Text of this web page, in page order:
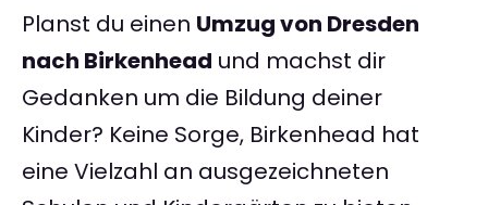
Planst du einen Umzug von Dresden
nach Birkenhead und machst dir
Gedanken um die Bildung deiner
Kinder? Keine Sorge, Birkenhead hat
eine Vielzahl an ausgezeichneten